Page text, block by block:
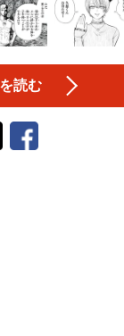
読む